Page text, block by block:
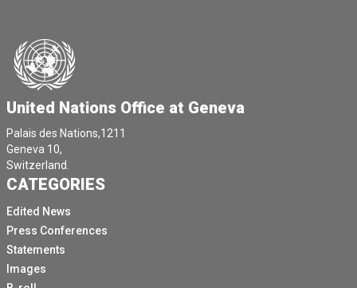
United Nations Office at Geneva
Palais des Nations,1211
Geneva 10,
Switzerland.
CATEGORIES
Edited News
Press Conferences
Statements
Images